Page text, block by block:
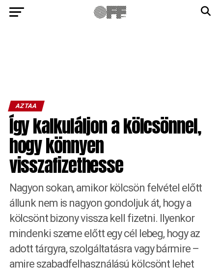
AZTAA
Így kalkuláljon a kölcsönnel,
hogy könnyen
visszafizethesse
Nagyon sokan, amikor kölcsön felvétel előtt
állunk nem is nagyon gondoljuk át, hogy a
kölcsönt bizony vissza kell fizetni. Ilyenkor
mindenki szeme előtt egy cél lebeg, hogy az
adott tárgyra, szolgáltatásra vagy bármire –
amire szabadfelhasználású kölcsönt lehet